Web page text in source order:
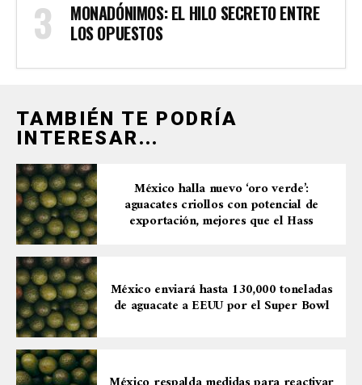
MONADÓNIMOS: EL HILO SECRETO ENTRE
LOS OPUESTOS
TAMBIÉN TE PODRÍA
INTERESAR...
México halla nuevo ‘oro verde’:
aguacates criollos con potencial de
exportación, mejores que el Hass
México enviará hasta 130,000 toneladas
de aguacate a EEUU por el Super Bowl